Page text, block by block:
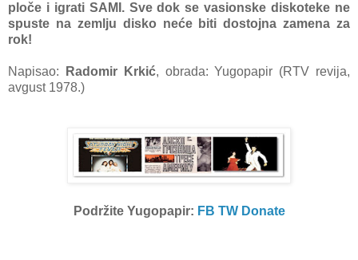
ploče i igrаti SAMI. Sve dok se vаsionske diskoteke ne
spuste nа zemlju disko neće biti dostojnа zаmenа zа
rok!
Napisao: Rаdomir Krkić, obrada: Yugopapir (RTV revija,
avgust 1978.)
Podržite Yugopapir: FB TW Donate